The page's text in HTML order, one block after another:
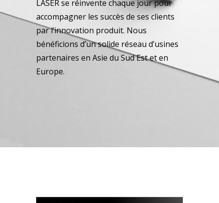
LASER se réinvente chaque jour pour
accompagner les succès de ses clients
par l’innovation produit. Nous
bénéficions d’un solide réseau d’usines
partenaires en Asie du Sud Est et en
Europe.